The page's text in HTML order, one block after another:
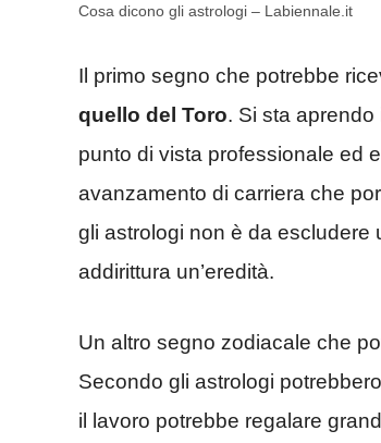
Cosa dicono gli astrologi – Labiennale.it
Il primo segno che potrebbe
quello del Toro. Si sta
punto di vista professionale ed
avanzamento di carriera che
gli astrologi non è da
addirittura un’eredità.
Un altro segno zodiacale che
Secondo gli astrologi
il lavoro potrebbe regalare